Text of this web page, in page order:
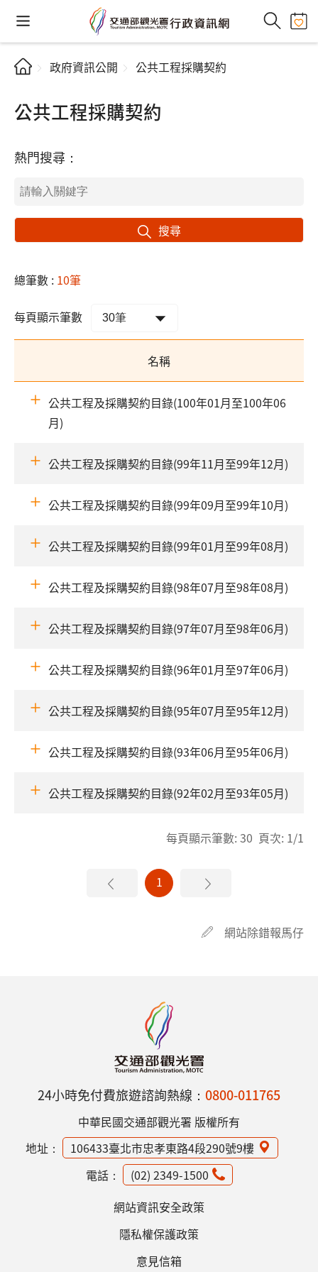
政府資訊公開 公共工程採購契約
公共工程採購契約
熱門搜尋：
搜尋
總筆數 : 10筆
每頁顯示筆數
名稱
公共工程及採購契約目錄(100年01月至100年06
月)
公共工程及採購契約目錄(99年11月至99年12月)
公共工程及採購契約目錄(99年09月至99年10月)
公共工程及採購契約目錄(99年01月至99年08月)
公共工程及採購契約目錄(98年07月至98年08月)
公共工程及採購契約目錄(97年07月至98年06月)
公共工程及採購契約目錄(96年01月至97年06月)
公共工程及採購契約目錄(95年07月至95年12月)
公共工程及採購契約目錄(93年06月至95年06月)
公共工程及採購契約目錄(92年02月至93年05月)
每頁顯示筆數: 30 頁次: 1/1
1
網站除錯報馬仔
24小時免付費旅遊諮詢熱線： 0800-011765
中華民國交通部觀光署 版權所有
地址：
106433臺北市忠孝東路4段290號9樓
電話：
(02) 2349-1500
網站資訊安全政策
隱私權保護政策
意見信箱